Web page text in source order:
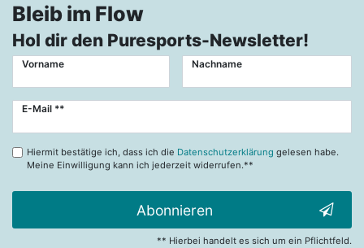
Bleib im Flow
Hol dir den Puresports-Newsletter!
Vorname Nachname
E-Mail **
Newsletter
Hiermit bestätige ich, dass ich die Datenschutzerklärung gelesen habe.
Meine Einwilligung kann ich jederzeit widerrufen.**
Abonnieren
** Hierbei handelt es sich um ein Pflichtfeld.